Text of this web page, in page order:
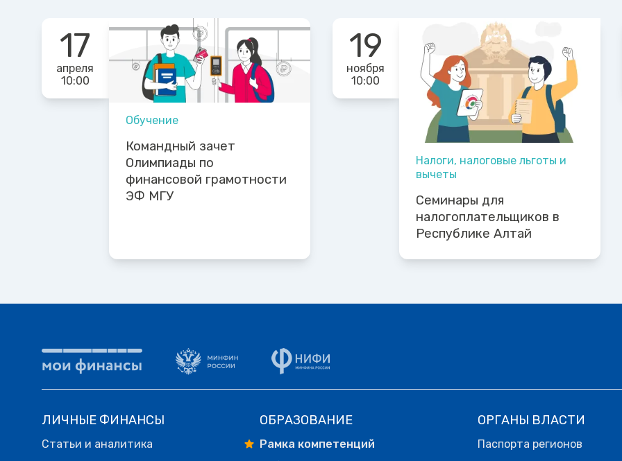
17
апреля
10:00
Обучение
Командный зачет
Олимпиады по
финансовой грамотности
ЭФ МГУ
19
ноября
10:00
Налоги, налоговые льготы и
вычеты
Семинары для
налогоплательщиков в
Республике Алтай
ЛИЧНЫЕ ФИНАНСЫ
Статьи и аналитика
ОБРАЗОВАНИЕ
Рамка компетенций
ОРГАНЫ ВЛАСТИ
Паспорта регионов